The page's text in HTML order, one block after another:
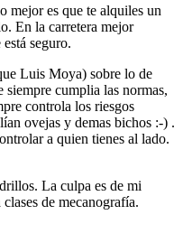
mejor es que te alquiles un
En la carretera mejor
seguro.
Luis Moya) sobre lo de
siempre cumplia las normas,
controla los riesgos
ovejas y demas bichos :-) .
a quien tienes al lado.
La culpa es de mi
de mecanografía.